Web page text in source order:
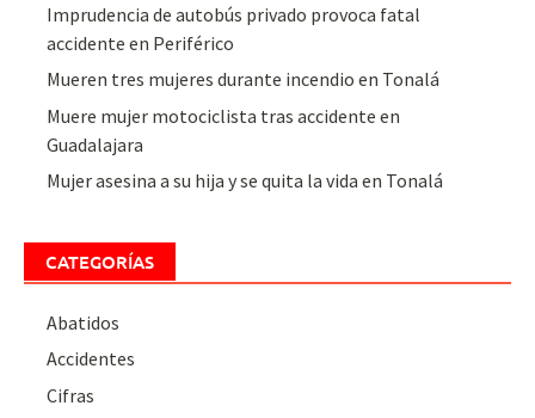
Imprudencia de autobús privado provoca fatal
accidente en Periférico
Mueren tres mujeres durante incendio en Tonalá
Muere mujer motociclista tras accidente en
Guadalajara
Mujer asesina a su hija y se quita la vida en Tonalá
CATEGORÍAS
Abatidos
Accidentes
Cifras